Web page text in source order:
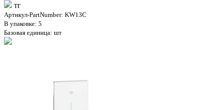
тг
Артикул-PartNumber: KW13C
В упаковке: 5
Базовая единица: шт